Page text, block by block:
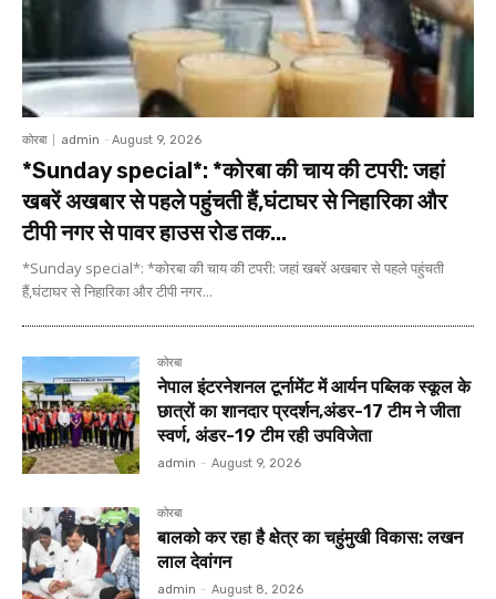
कोरबा admin - August 9, 2026
*Sunday special*: *कोरबा की चाय की टपरी: जहां
खबरें अखबार से पहले पहुंचती हैं,घंटाघर से निहारिका और
टीपी नगर से पावर हाउस रोड तक...
*Sunday special*: *कोरबा की चाय की टपरी: जहां खबरें अखबार से पहले पहुंचती
हैं,घंटाघर से निहारिका और टीपी नगर...
कोरबा
नेपाल इंटरनेशनल टूर्नामेंट में आर्यन पब्लिक स्कूल के
छात्रों का शानदार प्रदर्शन,अंडर-17 टीम ने जीता
स्वर्ण, अंडर-19 टीम रही उपविजेता
admin - August 9, 2026
कोरबा
बालको कर रहा है क्षेत्र का चहुंमुखी विकास: लखन
लाल देवांगन
admin - August 8, 2026